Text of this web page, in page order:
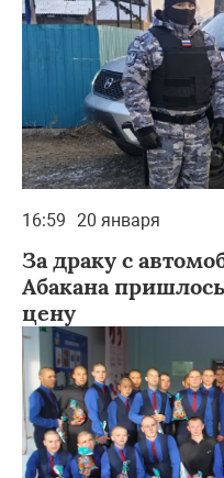
16:59 20 января
За драку с
Абакана
цену